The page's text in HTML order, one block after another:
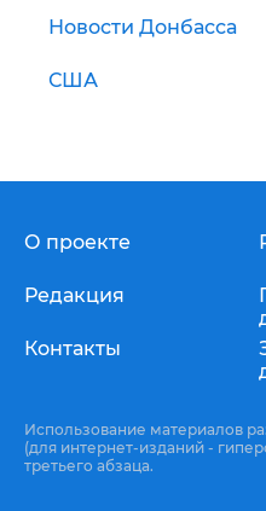
Новости Донбасса
США
О проекте
Редакция
Контакты
Использование материалов
(для интернет-изданий -
третьего абзаца.